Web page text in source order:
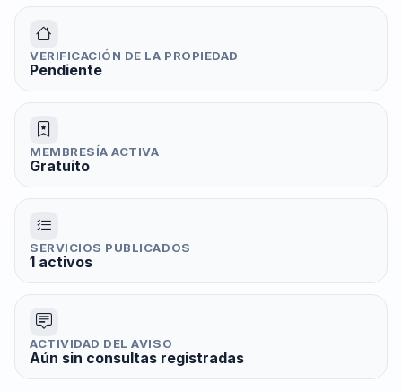
VERIFICACIÓN DE LA PROPIEDAD
Pendiente
MEMBRESÍA ACTIVA
Gratuito
SERVICIOS PUBLICADOS
1 activos
ACTIVIDAD DEL AVISO
Aún sin consultas registradas